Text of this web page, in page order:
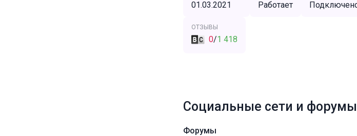
01.03.2021 Работает
ОТЗЫВЫ
0/1 418
Социальные сети и форумы
Форумы